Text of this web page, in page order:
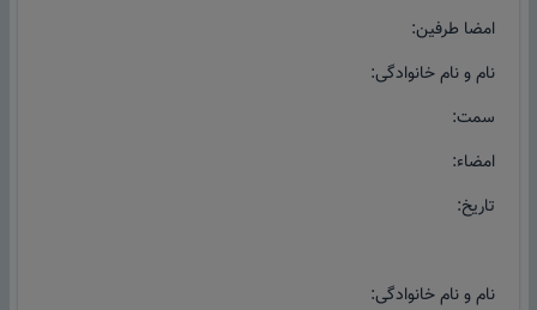
امضا طرفین:
نام و نام خانوادگی:
سمت:
امضاء:
تاریخ:
نام و نام خانوادگی: